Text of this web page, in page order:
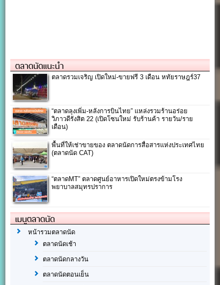
ตลาดนัดแนะนำ
ตลาดรวมเจริญ เปิดใหม่-ขายฟรี 3 เดือน หทัยราษฎร์37
“ตลาดลุงเพิ่ม-หลังการบินไทย” แหล่งรวมร้านอร่อย
วิภาวดีรังสิต 22 (เปิดโซนใหม่ รับร้านค้า รายวัน/ราย
เดือน)
พื้นที่ให้เช่าขายของ ตลาดนัดการสื่อสารแห่งประเทศไทย
(ตลาดนัด CAT)
“ตลาดMT” ตลาดศูนย์อาหารเปิดใหม่ตรงข้ามโรง
พยาบาลสมุทรปราการ
เมนูตลาดนัด
หน้ารวมตลาดนัด
ตลาดนัดเช้า
ตลาดนัดกลางวัน
ตลาดนัดตอนเย็น